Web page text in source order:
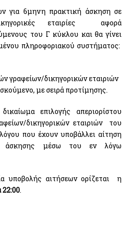
για 6μηνη πρακτική άσκηση σε
εταιρίες αφορά
του Γ κύκλου και θα γίνει
πληροφοριακού συστήματος:
γραφείων/δικηγορικών εταιριών
με σειρά προτίμησης.
επιλογής απεριορίστου
δικηγορικών εταιριών του
που έχουν υποβάλλει αίτηση
άσκησης μέσω του εν λόγω
υποβολής αιτήσεων ορίζεται η
22:00.